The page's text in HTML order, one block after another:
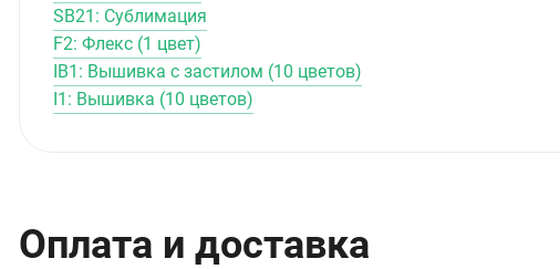
SB21: Сублимация
F2: Флекс (1 цвет)
IB1: Вышивка с застилом (10 цветов)
I1: Вышивка (10 цветов)
Оплата и доставка